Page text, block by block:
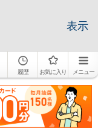
表示
履歴 お気に入り メニュー